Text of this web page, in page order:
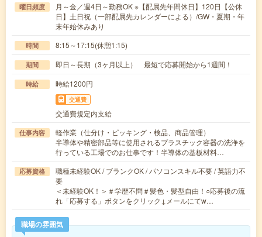
曜日頻度
月～金／週4日～勤務OK ※【配属先年間休日】120日【公休
日】土日祝（一部配属先カレンダーによる）/GW・夏期・年
末年始休みあり
時間 8:15～17:15(休憩1:15)
期間 即日～長期（3ヶ月以上） 最短で応募開始から1週間！
時給 時給1200円
交通費
交通費規定内支給
仕事内容
軽作業（仕分け・ピッキング・検品、商品管理）
半導体や精密部品等に使用されるプラスチック容器の洗浄を
行っている工場でのお仕事です！半導体の基板材料…
応募資格
職種未経験OK / ブランクOK / パソコンスキル不要 / 英語力不
要
＜未経験OK！＞＃学歴不問＃髪色・髪型自由！○応募後の流
れ「応募する」ボタンをクリック↓メールにてw…
職場の雰囲気